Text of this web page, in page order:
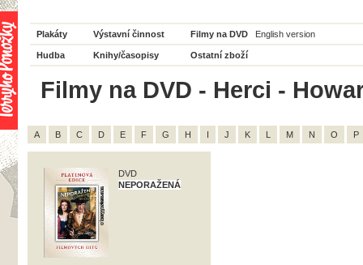
Plakáty Výstavní činnost Filmy na DVD English version
Hudba Knihy/časopisy Ostatní zboží
Filmy na DVD - Herci -
A B C D E F G H I J K L M N O P
DVD
NEPORAŽENÁ